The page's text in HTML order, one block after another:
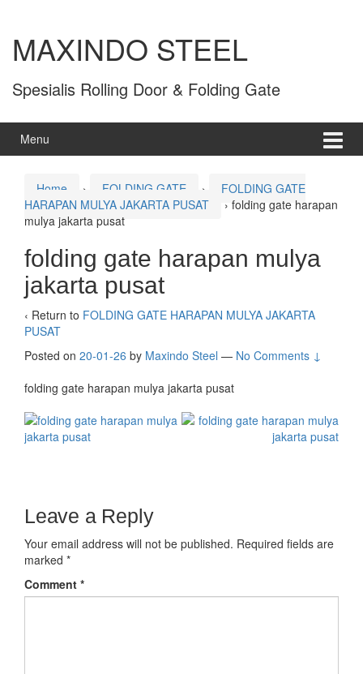
MAXINDO STEEL
Spesialis Rolling Door & Folding Gate
Menu
Home › FOLDING GATE ›
FOLDING GATE
HARAPAN MULYA JAKARTA PUSAT
› folding gate harapan
mulya jakarta pusat
folding gate harapan mulya
jakarta pusat
‹ Return to FOLDING GATE HARAPAN MULYA JAKARTA
PUSAT
Posted on 20-01-26 by Maxindo Steel — No Comments ↓
folding gate harapan mulya jakarta pusat
Leave a Reply
Your email address will not be published. Required fields are
marked *
Comment *